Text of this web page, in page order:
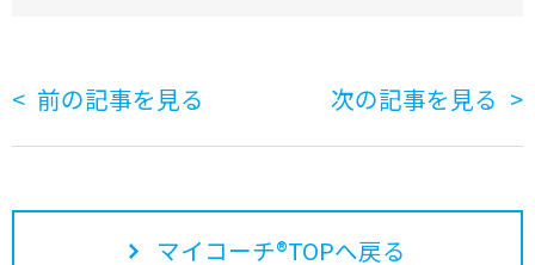
前の記事を見る 次の記事を見る
マイコーチ®TOPへ戻る